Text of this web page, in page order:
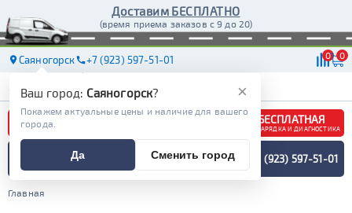
Доставим БЕСПЛАТНО
(время приема заказов с 9 до 20)
Саяногорск +7 (923) 597-51-01 0 0
АКБ ДОСТАВКА
БЕСПЛАТНАЯ
ЗАРЯДКА И ДИАГНОСТИКА
ПОДБОР АККУМУЛЯТОРА
СПЕЦИАЛИСТОМ +7 (923) 597-51-01
Главная
×
Ваш город: Саяногорск?
Покажем актуальные цены и наличие для вашего
города.
Да Сменить город